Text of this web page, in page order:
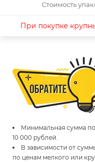
Стоимость
При покупке
Минимальная сумма
10 000 рублей.
В зависимости от
по ценам мелкого или